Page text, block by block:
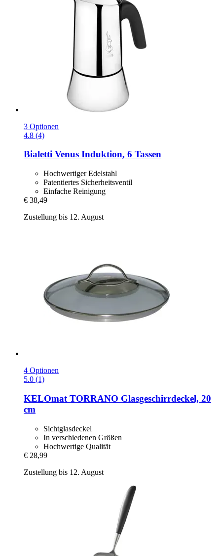
3 Optionen
4.8 (4)
Bialetti Venus Induktion, 6 Tassen
Hochwertiger Edelstahl
Patentiertes Sicherheitsventil
Einfache Reinigung
€ 38,49
Zustellung bis 12. August
4 Optionen
5.0 (1)
KELOmat TORRANO Glasgeschirrdeckel, 20
cm
Sichtglasdeckel
In verschiedenen Größen
Hochwertige Qualität
€ 28,99
Zustellung bis 12. August